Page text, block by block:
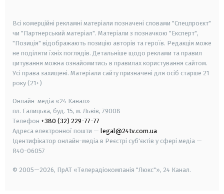
Всі комерційні рекламні матеріали позначені словами "Спецпроєкт"
чи "Партнерський матеріал". Матеріали з позначкою "Експерт",
"Позиція" відображають позицію авторів та героїв. Редакція може
не поділяти їхніх поглядів. Детальніше щодо реклами та правил
цитування можна ознайомитись в правилах користування сайтом.
Усі права захищені. Матеріали сайту призначені для осіб старше 21
року (21+)
Онлайн-медіа «24 Канал»
пл. Галицька, буд. 15, м. Львів, 79008
Телефон +380 (32) 229-77-77
Адреса електронної пошти — legal@24tv.com.ua
Ідентифікатор онлайн-медіа в Реєстрі суб'єктів у сфері медіа —
R40-06057
© 2005—2026, ПрАТ «Телерадіокомпанія "Люкс"», 24 Канал.